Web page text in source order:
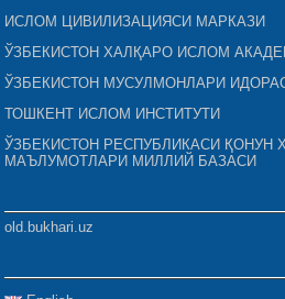
ИСЛОМ ЦИВИЛИЗАЦИЯСИ МАРКАЗИ
ЎЗБЕКИСТОН ХАЛҚАРО ИСЛОМ
ЎЗБЕКИСТОН МУСУЛМОНЛАРИ
ТОШКЕНТ ИСЛОМ ИНСТИТУТИ
ЎЗБЕКИСТОН РЕСПУБЛИКАСИ ҚОНУН
МАЪЛУМОТЛАРИ МИЛЛИЙ БАЗАСИ
old.bukhari.uz